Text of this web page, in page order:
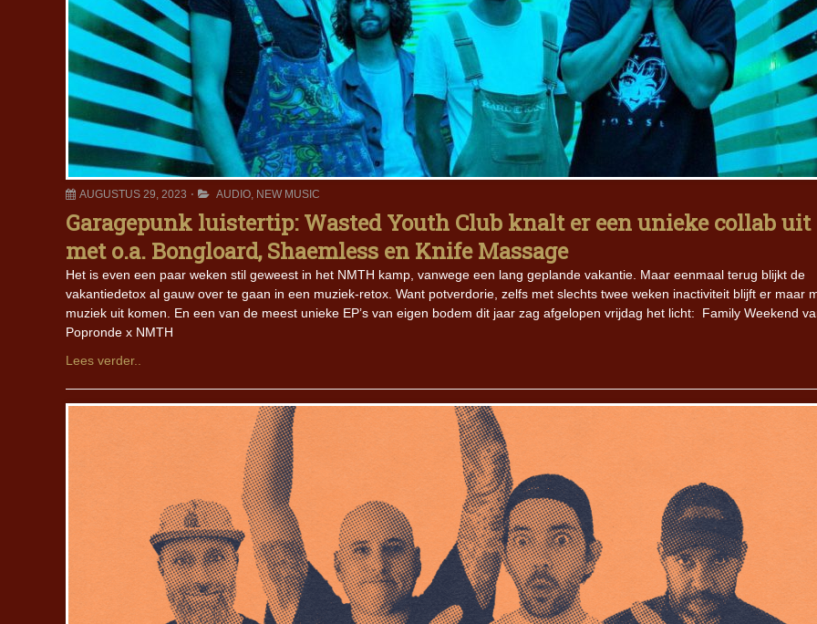
AUGUSTUS 29, 2023 AUDIO, NEW MUSIC
Garagepunk luistertip: Wasted Youth Club knalt er een unieke collab uit
met o.a. Bongloard, Shaemless en Knife Massage
Het is even een paar weken stil geweest in het NMTH kamp, vanwege een lang geplande vakantie. Maar eenmaal terug blijkt de
vakantiedetox al gauw over te gaan in een muziek-retox. Want potverdorie, zelfs met slechts twee weken inactiviteit blijft er maar
muziek uit komen. En een van de meest unieke EP’s van eigen bodem dit jaar zag afgelopen vrijdag het licht: Family Weekend
Popronde x NMTH
Lees verder..